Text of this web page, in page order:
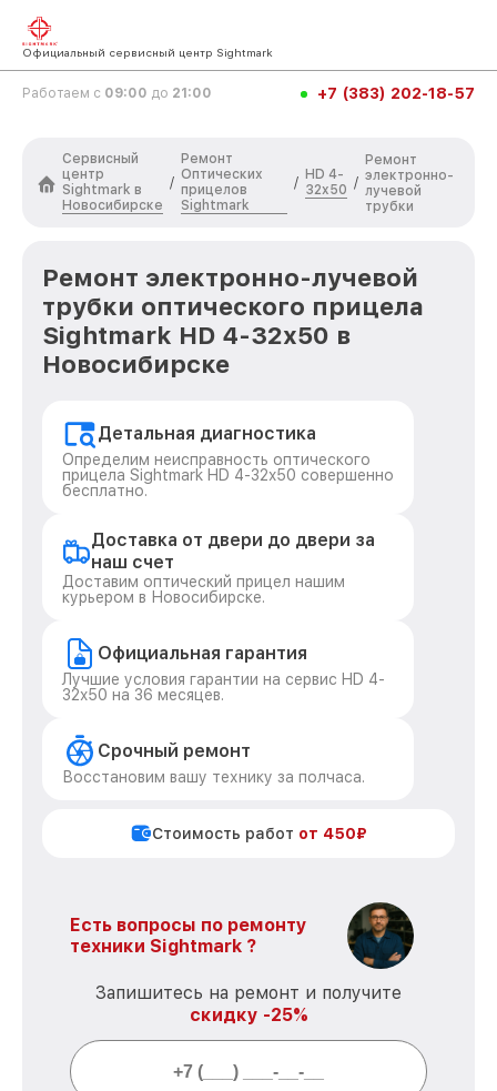
Официальный сервисный центр Sightmark
Работаем с 09:00 до 21:00 +7 (383) 202-18-57
Сервисный
центр
Sightmark в
Новосибирске
/
Ремонт
Оптических
прицелов
Sightmark
/
HD 4-
32x50 /
Ремонт
электронно-
лучевой
трубки
Ремонт электронно-лучевой
трубки оптического прицела
Sightmark HD 4-32x50 в
Новосибирске
Детальная диагностика
Определим неисправность оптического
прицела Sightmark HD 4-32x50 совершенно
бесплатно.
Доставка от двери до двери за
наш счет
Доставим оптический прицел нашим
курьером в Новосибирске.
Официальная гарантия
Лучшие условия гарантии на сервис HD 4-
32x50 на 36 месяцев.
Срочный ремонт
Восстановим вашу технику за полчаса.
Стоимость работ от 450₽
Есть вопросы по ремонту
техники Sightmark ?
Запишитесь на ремонт и получите
скидку -25%